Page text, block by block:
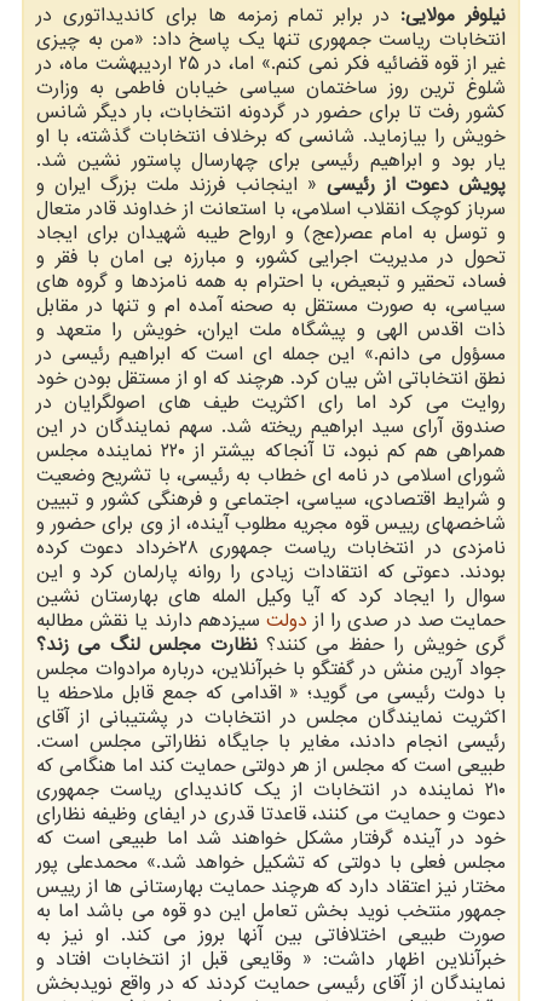
نیلوفر مولایی: در برابر تمام زمزمه ها برای کاندیداتوری در
انتخابات ریاست جمهوری تنها یک پاسخ داد: «من به چیزی
غیر از قوه قضائیه فکر نمی کنم.» اما، در ۲۵ اردیبهشت ماه، در
شلوغ ترین روز ساختمان سیاسی خیابان فاطمی به وزارت
کشور رفت تا برای حضور در گردونه انتخابات، بار دیگر شانس
خویش را بیازماید. شانسی که برخلاف انتخابات گذشته، با او
یار بود و ابراهیم رئیسی برای چهارسال پاستور نشین شد.
پویش دعوت از رئیسی « اینجانب فرزند ملت بزرگ ایران و
سرباز کوچک انقلاب اسلامی، با استعانت از خداوند قادر متعال
و توسل به امام عصر(عج) و ارواح طیبه شهیدان برای ایجاد
تحول در مدیریت اجرایی کشور، و مبارزه بی امان با فقر و
فساد، تحقیر و تبعیض، با احترام به همه نامزدها و گروه های
سیاسی، به صورت مستقل به صحنه آمده ام و تنها در مقابل
ذات اقدس الهی و پیشگاه ملت ایران، خویش را متعهد و
مسؤول می دانم.» این جمله ای است که ابراهیم رئیسی در
نطق انتخاباتی اش بیان کرد. هرچند که او از مستقل بودن خود
روایت می کرد اما رای اکثریت طیف های اصولگرایان در
صندوق آرای سید ابراهیم ریخته شد. سهم نمایندگان در این
همراهی هم کم نبود، تا آنجاکه بیشتر از ۲۲۰ نماینده مجلس
شورای اسلامی در نامه ای خطاب به رئیسی، با تشریح وضعیت
و شرایط اقتصادی، سیاسی، اجتماعی و فرهنگی کشور و تبیین
شاخصهای رییس قوه مجریه مطلوب آینده، از وی برای حضور و
نامزدی در انتخابات ریاست جمهوری ۲۸خرداد دعوت کرده
بودند. دعوتی که انتقادات زیادی را روانه پارلمان کرد و این
سوال را ایجاد کرد که آیا وکیل المله های بهارستان نشین
حمایت صد در صدی را از دولت سیزدهم دارند یا نقش مطالبه
گری خویش را حفظ می کنند؟نظارت مجلس لنگ می زند؟
جواد آرین منش در گفتگو با خبرآنلاین، درباره مرادوات مجلس
با دولت رئیسی می گوید؛ « اقدامی که جمع قابل ملاحظه یا
اکثریت نمایندگان مجلس در انتخابات در پشتیبانی از آقای
رئیسی انجام دادند، مغایر با جایگاه نظاراتی مجلس است.
طبیعی است که مجلس از هر دولتی حمایت کند اما هنگامی که
۲۱۰ نماینده در انتخابات از یک کاندیدای ریاست جمهوری
دعوت و حمایت می کنند، قاعدتا قدری در ایفای وظیفه نظارای
خود در آینده گرفتار مشکل خواهند شد اما طبیعی است که
مجلس فعلی با دولتی که تشکیل خواهد شد.» محمدعلی پور
مختار نیز اعتقاد دارد که هرچند حمایت بهارستانی ها از رییس
جمهور منتخب نوید بخش تعامل این دو قوه می باشد اما به
صورت طبیعی اختلافاتی بین آنها بروز می کند. او نیز به
خبرآنلاین اظهار داشت: « وقایعی قبل از انتخابات افتاد و
نمایندگان از آقای رئیسی حمایت کردند که در واقع نویدبخش